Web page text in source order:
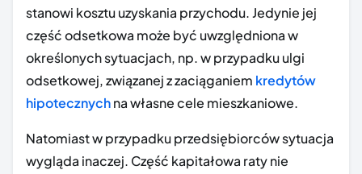
stanowi kosztu uzyskania przychodu. Jedynie jej
część odsetkowa może być uwzględniona w
określonych sytuacjach, np. w przypadku ulgi
odsetkowej, związanej z zaciąganiem kredytów
hipotecznychna własne cele mieszkaniowe.
Natomiast w przypadku przedsiębiorców sytuacja
wygląda inaczej. Część kapitałowa raty nie